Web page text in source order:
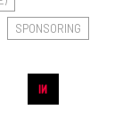
SPONSORING